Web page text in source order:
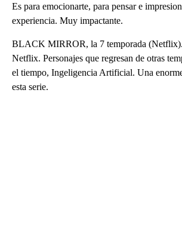
Es para emocionarte, para pensar e
experiencia. Muy impactante.
BLACK MIRROR, la 7 temporada (Netflix).
Netflix. Personajes que regresan de otras
el tiempo, Ingeligencia Artificial. Una
esta serie.